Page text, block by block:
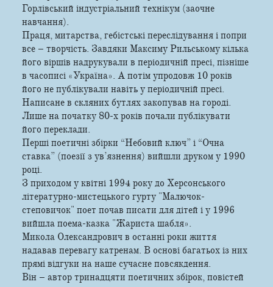
Горлівський індустріальний технікум (заочне
навчання).
Праця, митарства, гебістські переслідування і попри
все – творчість. Завдяки Максиму Рильському кілька
його віршів надрукували в періодичній пресі, пізніше
в часописі «Україна». А потім упродовж 10 років
його не публікували навіть у періодичній пресі.
Написане в скляних бутлях закопував на городі.
Лише на початку 80-х років почали публікувати
його переклади.
Перші поетичні збірки “Небовий ключ” і “Очна
ставка” (поезії з ув’язнення) вийшли друком у 1990
році.
З приходом у квітні 1994 року до Херсонського
літературно-мистецького гурту "Малючок-
степовичок" поет почав писати для дітей і у 1996
вийшла поема-казка "Жариста шабля».
Микола Олександрович в останні роки життя
надавав перевагу катренам. В основі багатьох із них
прямі відгуки на наше сучасне повсякдення.
Він – автор тринадцяти поетичних збірок, повістей